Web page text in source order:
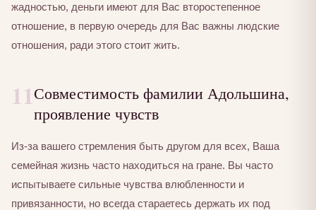
жадностью, деньги имеют для Вас второстепенное
отношение, в первую очередь для Вас важны людские
отношения, ради этого стоит жить.
11Совместимость фамилии Адольшина,
проявление чувств
Из-за вашего стремления быть другом для всех, Ваша
семейная жизнь часто находиться на гране. Вы часто
испытываете сильные чувства влюбленности и
привязанности, но всегда стараетесь держать их под